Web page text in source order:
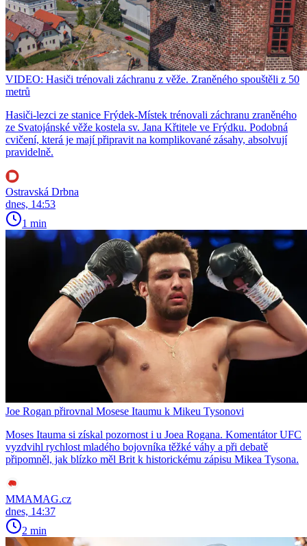
VIDEO: Hasiči trénovali záchranu z věže. Zraněného spouštěli z 50
metrů
Hasiči-lezci ze stanice Frýdek-Místek trénovali záchranu zraněného
ze Svatojánské věže kostela sv. Jana Křtitele ve Frýdku. Podobná
cvičení, která je mají připravit na komplikované zásahy, absolvují
pravidelně.
Ostravská Drbna
dnes, 14:53
1 min
Joe Rogan přirovnal Mosese Itaumu k Mikeu Tysonovi
Moses Itauma si získal pozornost i u Joea Rogana. Komentátor UFC
vyzdvihl rychlost mladého bojovníka těžké váhy a při debatě
připomněl, jak blízko měl Brit k historickému zápisu Mikea Tysona.
MMAMAG.cz
dnes, 14:37
2 min